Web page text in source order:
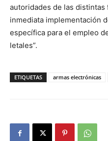
autoridades de las distintas
inmediata implementación
específica para el empleo
letales”.
ETIQUETAS armas electrónicas